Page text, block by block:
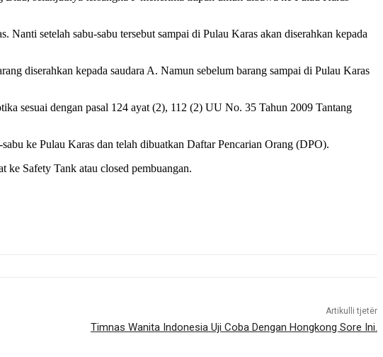
setelah sabu-sabu tersebut sampai di Pulau Karas akan diserahkan kepada
diserahkan kepada saudara A. Namun sebelum barang sampai di Pulau Karas
sesuai dengan pasal 124 ayat (2), 112 (2) UU No. 35 Tahun 2009 Tantang
ke Pulau Karas dan telah dibuatkan Daftar Pencarian Orang (DPO).
ke Safety Tank atau closed pembuangan.
Artikulli tjetër
Timnas Wanita Indonesia Uji Coba Dengan Hongkong Sore Ini.